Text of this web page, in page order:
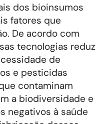
dos bioinsumos
fatores que
De acordo com
tecnologias reduz
de
e pesticidas
contaminam
a biodiversidade e
negativos à saúde